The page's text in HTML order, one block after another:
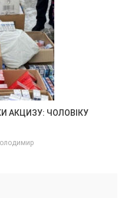
АКЦИЗУ: ЧОЛОВІКУ